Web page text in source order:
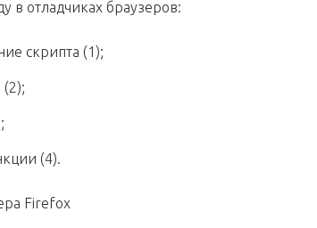
в отладчиках браузеров:
скрипта (1);
(4).
Firefox